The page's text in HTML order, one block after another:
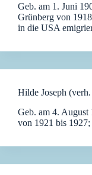
Geb. am 1. Juni
Grünberg von
in die USA
Hilde Joseph
Geb. am 4. August
von 1921 bis